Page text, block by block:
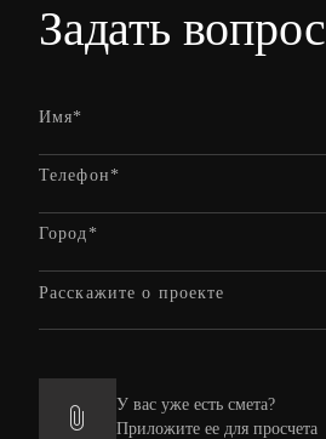
Задать вопрос
У вас уже есть смета?
Приложите ее для просчета